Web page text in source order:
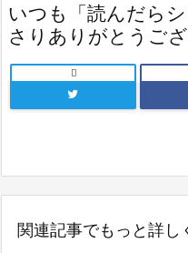
いつも「読んだら
さりありがとうござ

関連記事でもっと詳し